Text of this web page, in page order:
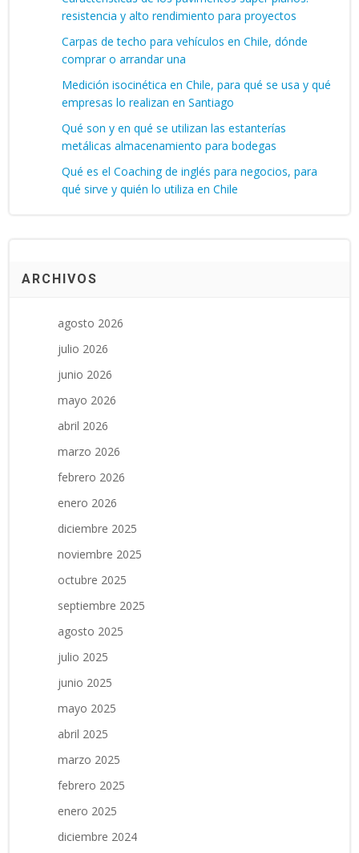
resistencia y alto rendimiento para proyectos
Carpas de techo para vehículos en Chile, dónde
comprar o arrandar una
Medición isocinética en Chile, para qué se usa y qué
empresas lo realizan en Santiago
Qué son y en qué se utilizan las estanterías
metálicas almacenamiento para bodegas
Qué es el Coaching de inglés para negocios, para
qué sirve y quién lo utiliza en Chile
ARCHIVOS
agosto 2026
julio 2026
junio 2026
mayo 2026
abril 2026
marzo 2026
febrero 2026
enero 2026
diciembre 2025
noviembre 2025
octubre 2025
septiembre 2025
agosto 2025
julio 2025
junio 2025
mayo 2025
abril 2025
marzo 2025
febrero 2025
enero 2025
diciembre 2024